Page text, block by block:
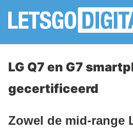
LG Q7 en G7
gecertificeerd
Zowel de mid-range